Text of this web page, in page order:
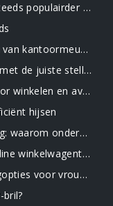
populairder wordt
kantoormeubilair
juiste stellingen
in de uitgestrekte natuur
hijsen
elkaar nodig hebben
verlaten: 5 strategieën
voor vrouwen